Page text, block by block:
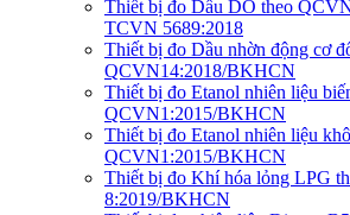
Thiết bị đo Dầu DO theo
TCVN 5689:2018
Thiết bị đo Dầu nhờn động cơ
QCVN14:2018/BKHCN
Thiết bị đo Etanol nhiên liệu
QCVN1:2015/BKHCN
Thiết bị đo Etanol nhiên liệu
QCVN1:2015/BKHCN
Thiết bị đo Khí hóa lỏng LPG
8:2019/BKHCN